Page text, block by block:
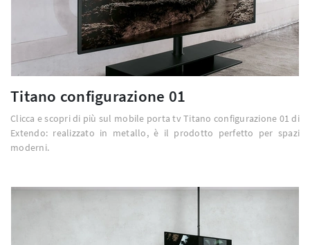
Titano configurazione 01
Clicca e scopri di più sul mobile porta tv Titano configurazione 01 di
Extendo: realizzato in metallo, è il prodotto perfetto per spazi
moderni.